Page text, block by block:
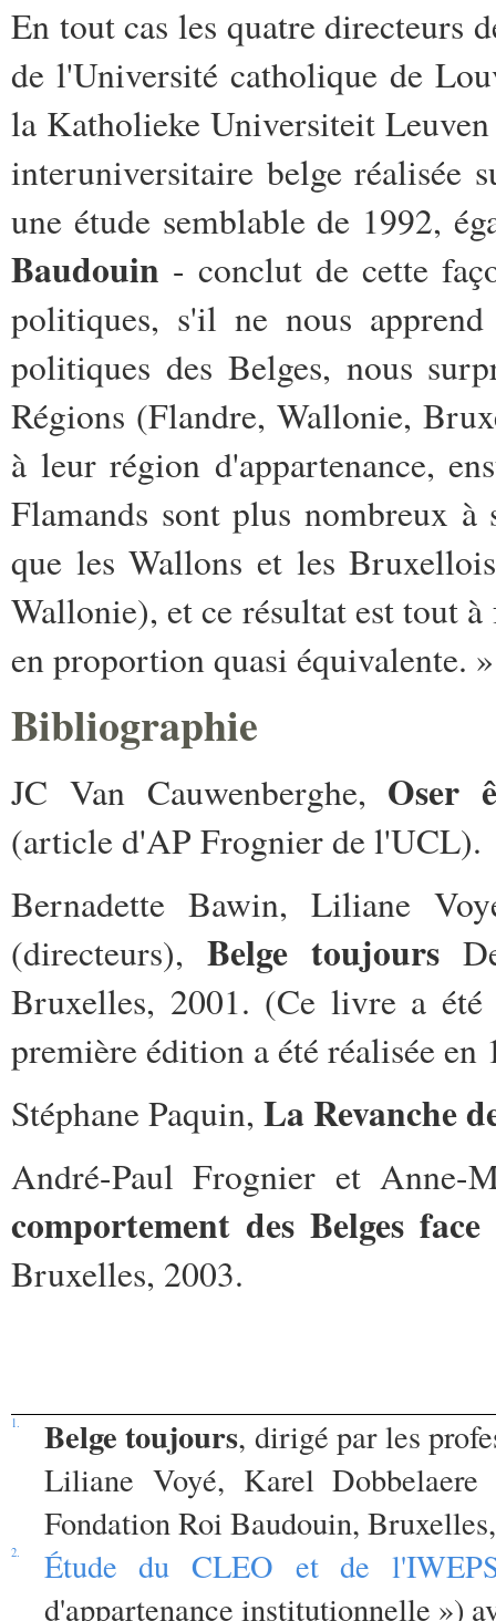
En tout cas les quatre directeurs
de l'Université catholique de
la Katholieke Universiteit
interuniversitaire belge réalisée
une étude semblable de 1992,
Baudouin - conclut de cette
politiques, s'il ne nous apprend
politiques des Belges, nous
Régions (Flandre, Wallonie,
à leur région d'appartenance,
Flamands sont plus nombreux
que les Wallons et les
Wallonie), et ce résultat est tout
en proportion quasi équivalente.
Bibliographie
JC Van Cauwenberghe, Oser
(article d'AP Frognier de l'UCL).
Bernadette Bawin, Liliane
(directeurs),Belge toujours
Bruxelles, 2001. (Ce livre a été
première édition a été réalisée en
Stéphane Paquin, La Revanche
André-Paul Frognier et
comportement des Belges
Bruxelles, 2003.
1. Belge toujours, dirigé par les
Liliane Voyé, Karel
Fondation Roi Baudouin,
2.
Étude du CLEO et de
d'appartenance institutionnelle »)